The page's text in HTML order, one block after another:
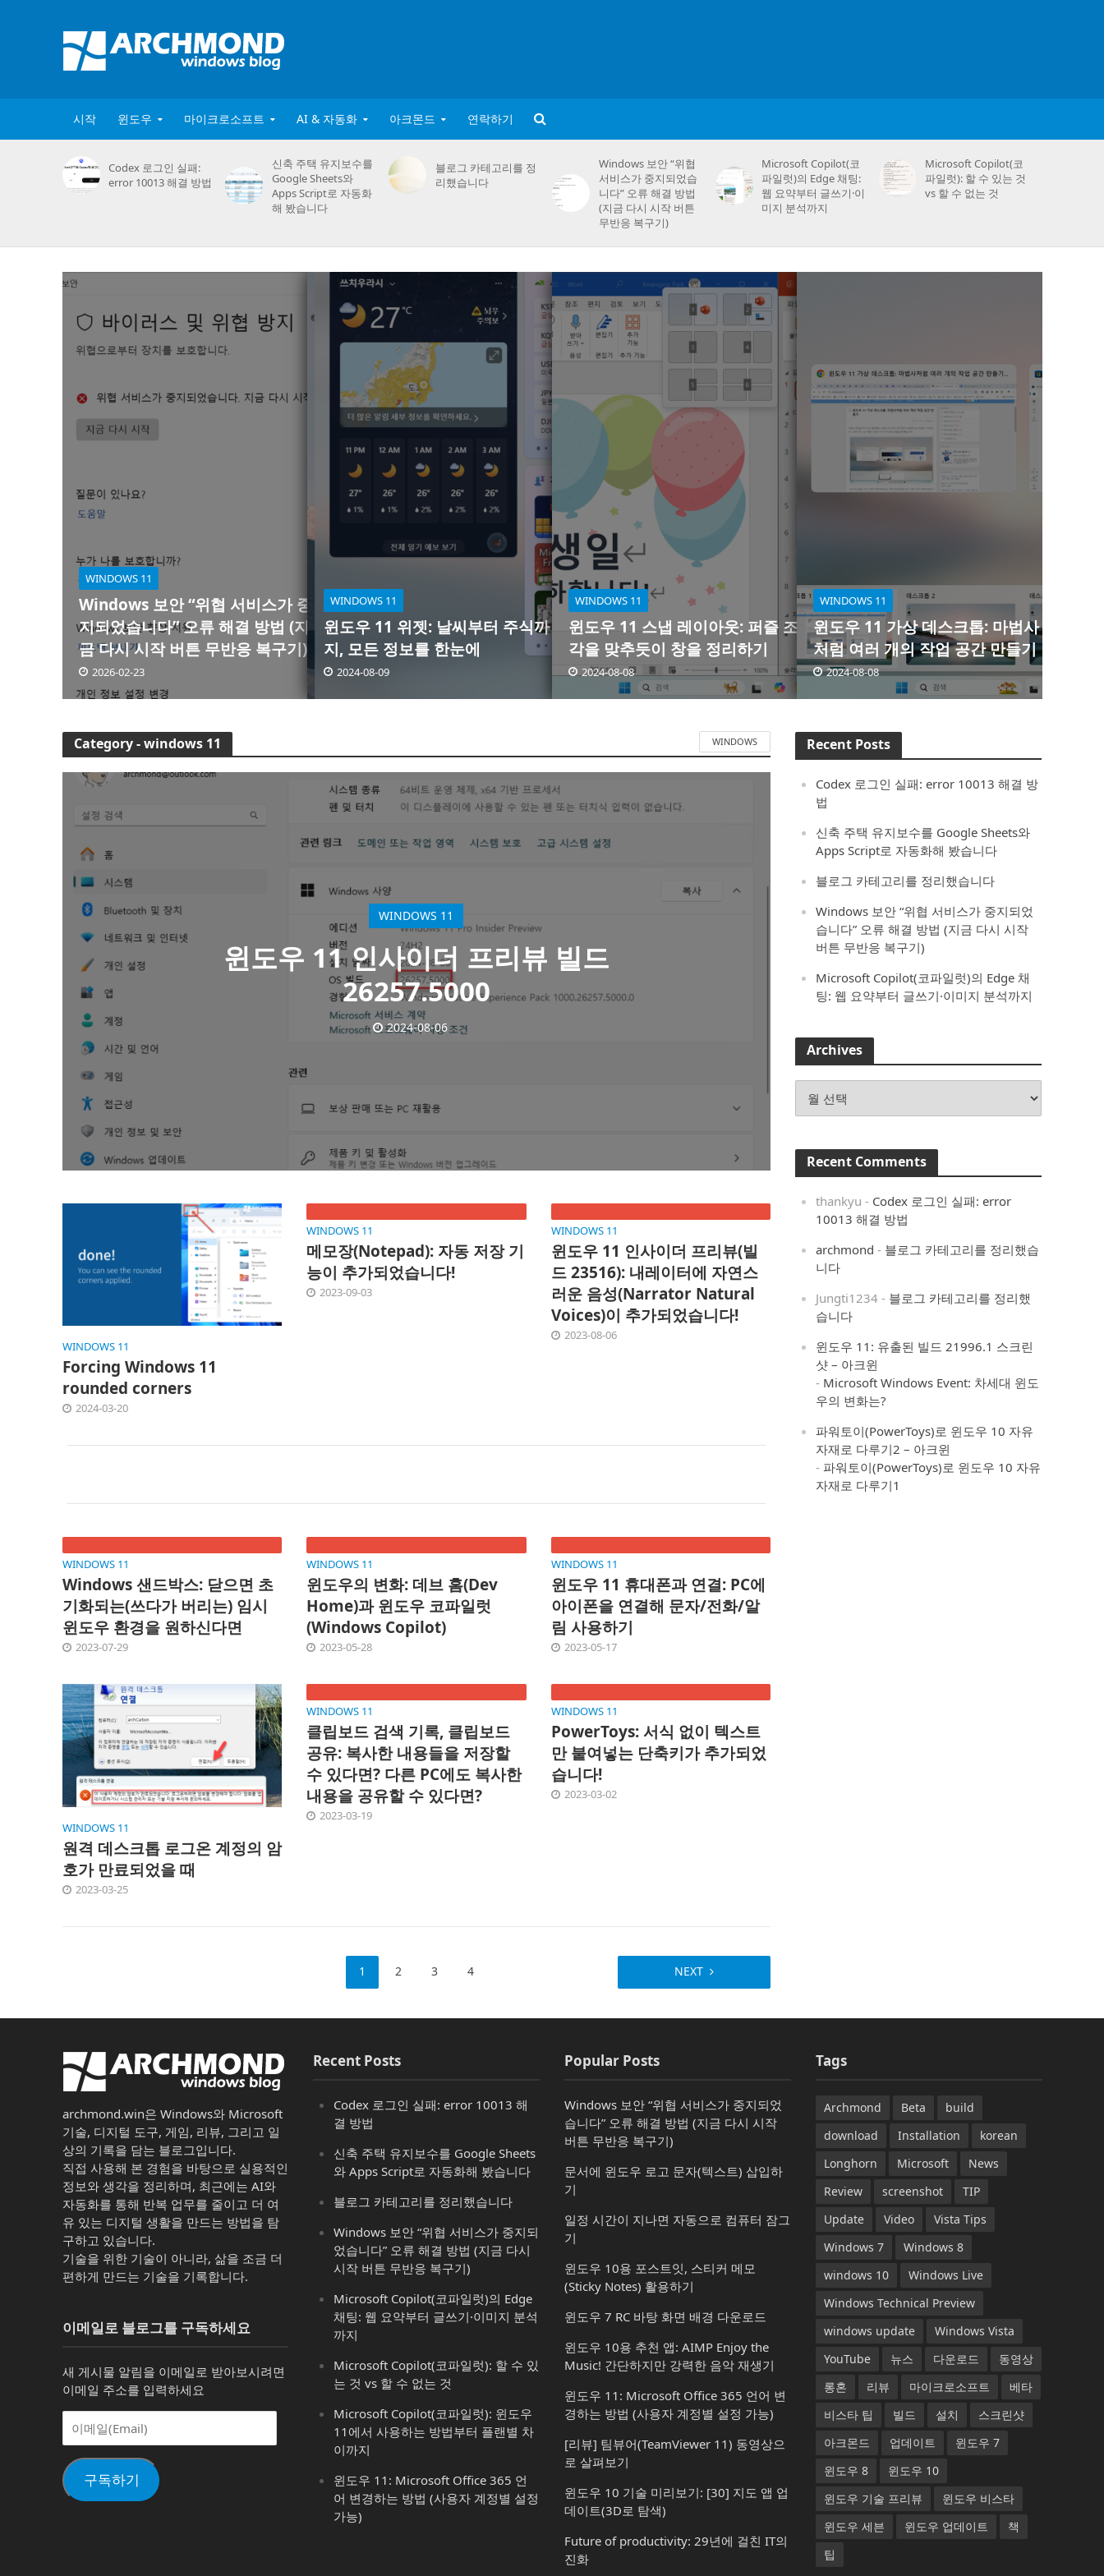
시작 윈도우 마이크로소프트 AI & 자동화 아크몬드 연락하기
Codex 로그인 실패:
error 10013 해결 방법
신축 주택 유지보수를
Google Sheets와
Apps Script로 자동화
해 봤습니다
블로그 카테고리를 정
리했습니다
Windows 보안 “위협
서비스가 중지되었습
니다” 오류 해결 방법
(지금 다시 시작 버튼
무반응 복구기)
Microsoft Copilot(코
파일럿)의 Edge 채팅:
웹 요약부터 글쓰기·이
미지 분석까지
Microsoft Copilot(코
파일럿): 할 수 있는 것
vs 할 수 없는 것
WINDOWS 11
Windows 보안 “위협 서비스가 중
지되었습니다” 오류 해결 방법 (지
금 다시 시작 버튼 무반응 복구기)
2026-02-23
WINDOWS 11
윈도우 11 위젯: 날씨부터 주식까
지, 모든 정보를 한눈에
2024-08-09
WINDOWS 11
윈도우 11 스냅 레이아웃: 퍼즐 조
각을 맞추듯이 창을 정리하기
2024-08-08
WINDOWS 11
윈도우 11 가상 데스크톱: 마법사
처럼 여러 개의 작업 공간 만들기
2024-08-08
Category - windows 11 WINDOWS
WINDOWS 11
윈도우 11 인사이더 프리뷰 빌드
26257.5000
2024-08-06
WINDOWS 11
Forcing Windows 11
rounded corners
2024-03-20
WINDOWS 11
메모장(Notepad): 자동 저장 기
능이 추가되었습니다!
2023-09-03
WINDOWS 11
윈도우 11 인사이더 프리뷰(빌
드 23516): 내레이터에 자연스
러운 음성(Narrator Natural
Voices)이 추가되었습니다!
2023-08-06
WINDOWS 11
Windows 샌드박스: 닫으면 초
기화되는(쓰다가 버리는) 임시
윈도우 환경을 원하신다면
2023-07-29
WINDOWS 11
윈도우의 변화: 데브 홈(Dev
Home)과 윈도우 코파일럿
(Windows Copilot)
2023-05-28
WINDOWS 11
윈도우 11 휴대폰과 연결: PC에
아이폰을 연결해 문자/전화/알
림 사용하기
2023-05-17
WINDOWS 11
원격 데스크톱 로그온 계정의 암
호가 만료되었을 때
2023-03-25
WINDOWS 11
클립보드 검색 기록, 클립보드
공유: 복사한 내용들을 저장할
수 있다면? 다른 PC에도 복사한
내용을 공유할 수 있다면?
2023-03-19
WINDOWS 11
PowerToys: 서식 없이 텍스트
만 붙여넣는 단축키가 추가되었
습니다!
2023-03-02
1 2 3 4 NEXT
Recent Posts
Codex 로그인 실패: error 10013 해결 방
법
신축 주택 유지보수를 Google Sheets와
Apps Script로 자동화해 봤습니다
블로그 카테고리를 정리했습니다
Windows 보안 “위협 서비스가 중지되었
습니다” 오류 해결 방법 (지금 다시 시작
버튼 무반응 복구기)
Microsoft Copilot(코파일럿)의 Edge 채
팅: 웹 요약부터 글쓰기·이미지 분석까지
Archives
Recent Comments
thankyu - Codex 로그인 실패: error
10013 해결 방법
archmond - 블로그 카테고리를 정리했습
니다
Jungti1234 - 블로그 카테고리를 정리했
습니다
윈도우 11: 유출된 빌드 21996.1 스크린
샷 – 아크윈
- Microsoft Windows Event: 차세대 윈도
우의 변화는?
파워토이(PowerToys)로 윈도우 10 자유
자재로 다루기2 – 아크윈
- 파워토이(PowerToys)로 윈도우 10 자유
자재로 다루기1
archmond.win은 Windows와 Microsoft
기술, 디지털 도구, 게임, 리뷰, 그리고 일
상의 기록을 담는 블로그입니다.
직접 사용해 본 경험을 바탕으로 실용적인
정보와 생각을 정리하며, 최근에는 AI와
자동화를 통해 반복 업무를 줄이고 더 여
유 있는 디지털 생활을 만드는 방법을 탐
구하고 있습니다.
기술을 위한 기술이 아니라, 삶을 조금 더
편하게 만드는 기술을 기록합니다.
이메일로 블로그를 구독하세요
새 게시물 알림을 이메일로 받아보시려면
이메일 주소를 입력하세요
(Email)구독하기
Recent Posts
Codex 로그인 실패: error 10013 해
결 방법
신축 주택 유지보수를 Google Sheets
와 Apps Script로 자동화해 봤습니다
블로그 카테고리를 정리했습니다
Windows 보안 “위협 서비스가 중지되
었습니다” 오류 해결 방법 (지금 다시
시작 버튼 무반응 복구기)
Microsoft Copilot(코파일럿)의 Edge
채팅: 웹 요약부터 글쓰기·이미지 분석
까지
Microsoft Copilot(코파일럿): 할 수 있
는 것 vs 할 수 없는 것
Microsoft Copilot(코파일럿): 윈도우
11에서 사용하는 방법부터 플랜별 차
이까지
윈도우 11: Microsoft Office 365 언
어 변경하는 방법 (사용자 계정별 설정
가능)
Popular Posts
Windows 보안 “위협 서비스가 중지되었
습니다” 오류 해결 방법 (지금 다시 시작
버튼 무반응 복구기)
문서에 윈도우 로고 문자(텍스트) 삽입하
기
일정 시간이 지나면 자동으로 컴퓨터 잠그
기
윈도우 10용 포스트잇, 스티커 메모
(Sticky Notes) 활용하기
윈도우 7 RC 바탕 화면 배경 다운로드
윈도우 10용 추천 앱: AIMP Enjoy the
Music! 간단하지만 강력한 음악 재생기
윈도우 11: Microsoft Office 365 언어 변
경하는 방법 (사용자 계정별 설정 가능)
[리뷰] 팀뷰어(TeamViewer 11) 동영상으
로 살펴보기
윈도우 10 기술 미리보기: [30] 지도 앱 업
데이트(3D로 탐색)
Future of productivity: 29년에 걸친 IT의
진화
Tags
Archmond Beta
build
download
Installation
korean
Longhorn
Microsoft
News
Review
screenshot
TIP
Update
Video
Vista Tips
Windows 7
Windows 8
windows 10
Windows Live
Windows Technical Preview
windows update
Windows Vista
YouTube
뉴스 다운로드
동영상
롱혼
리뷰 마이크로소프트
베타
비스타 팁
빌드 설치
스크린샷
아크몬드
업데이트
윈도우 7
윈도우 8
윈도우 10
윈도우 기술 프리뷰
윈도우 비스타
윈도우 세븐
윈도우 업데이트
책
팁